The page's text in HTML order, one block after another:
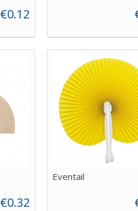
€0.12
€0.32
Eventail